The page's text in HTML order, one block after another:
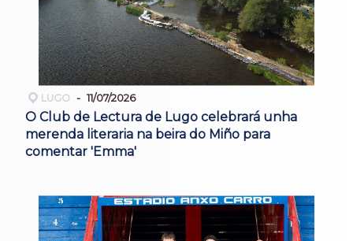
LUGO 11/07/2026
O Club de Lectura de Lugo celebrará unha
merenda literaria na beira do Miño para
comentar 'Emma'